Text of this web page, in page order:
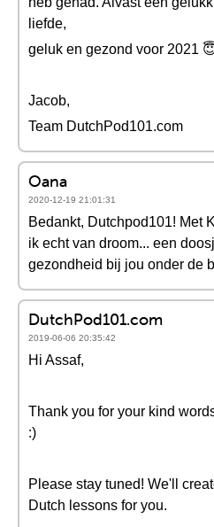
liefde,
geluk en gezond voor 2021
Jacob,
Team DutchPod101.com
Oana
2020-12-19 21:01:31
Bedankt, Dutchpod101! Met
ik echt van droom... een
gezondheid bij jou onder de
DutchPod101.com
2019-06-06 20:35:42
Hi Assaf,
Thank you for your kind
:)
Please stay tuned! We'll
Dutch lessons for you.